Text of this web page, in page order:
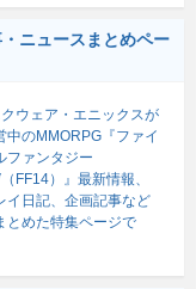
・ニュースまとめペー
ウェア・エニックスが
中のMMORPG『ファイ
ファンタジー
FF14）』最新情報、
イ日記、企画記事など
とめた特集ページで